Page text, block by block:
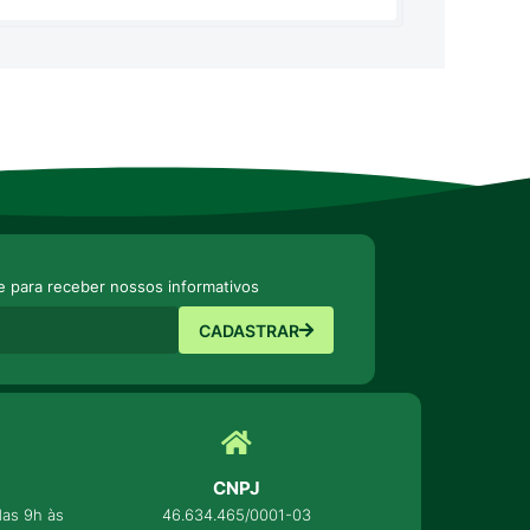
para receber nossos informativos
CADASTRAR
9h às
CNPJ
46.634.465/0001-03